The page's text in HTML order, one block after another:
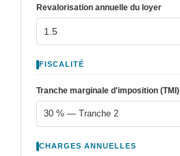
Revalorisation annuelle du loyer
FISCALITÉ
Tranche marginale d'imposition (TMI)
CHARGES ANNUELLES